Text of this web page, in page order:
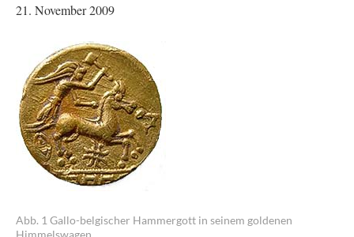
21. November 2009
Abb. 1 Gallo-belgischer Hammergott in seinem goldenen
Himmelswagen